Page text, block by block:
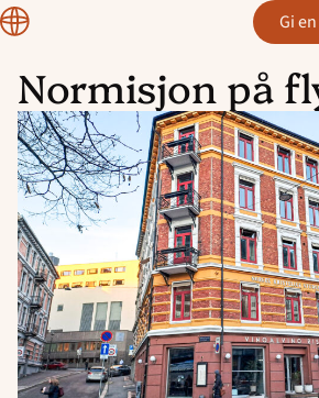
Hopp
til
innhold
Normisjon Gi
Normisjon på